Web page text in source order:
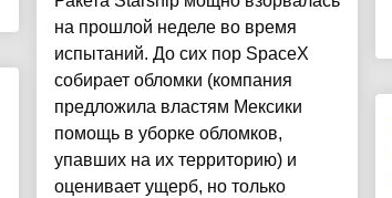
на прошлой неделе во время
испытаний. До сих пор SpaceX
собирает обломки (компания
предложила властям Мексики
помощь в уборке обломков,
упавших на их территорию) и
оценивает ущерб, но только